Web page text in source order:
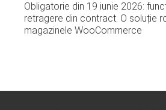
Obligatorie din 19 iunie 2026:
retragere din contract. O soluție
magazinele WooCommerce